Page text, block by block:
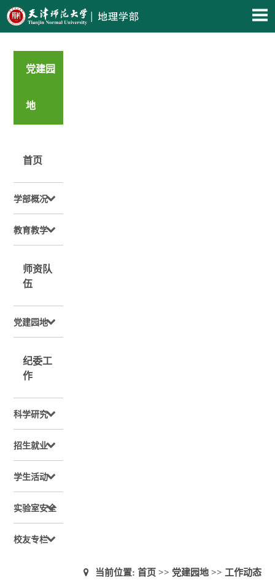
党建园
地
首页
学部概况
教育教学
师资队
伍
党建园地
纪委工
作
科学研究
招生就业
学生活动
实验室安全
校友专栏
当前位置: 首页 >> 党建园地>> 工作动态